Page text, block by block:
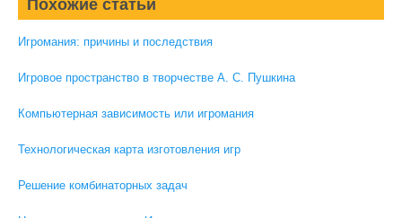
Похожие статьи
Игромания: причины и последствия
Игровое пространство в творчестве А. С. Пушкина
Компьютерная зависимость или игромания
Технологическая карта изготовления игр
Решение комбинаторных задач